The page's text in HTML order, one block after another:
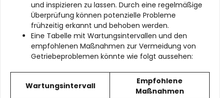
und inspizieren zu lassen. Durch eine regelmäßige
Überprüfung können potenzielle Probleme
frühzeitig erkannt und behoben werden.
Eine Tabelle mit Wartungsintervallen und den
empfohlenen Maßnahmen zur Vermeidung von
Getriebeproblemen könnte wie folgt aussehen:
Wartungsintervall
Empfohlene
Maßnahmen